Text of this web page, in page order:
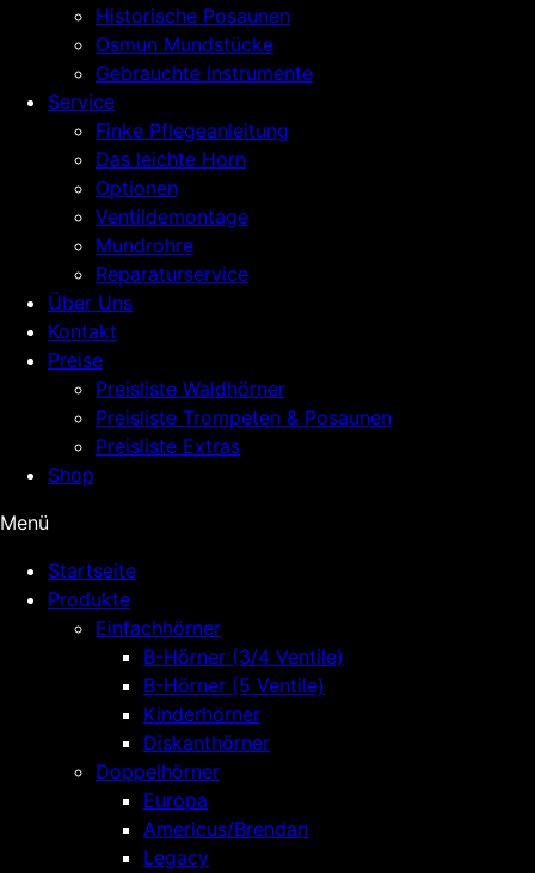
Historische Posaunen
Osmun Mundstücke
Gebrauchte Instrumente
Service
Finke Pflegeanleitung
Das leichte Horn
Optionen
Ventildemontage
Mundrohre
Reparaturservice
Über Uns
Kontakt
Preise
Preisliste Waldhörner
Preisliste Trompeten & Posaunen
Preisliste Extras
Shop
Menü
Startseite
Produkte
Einfachhörner
B-Hörner (3/4 Ventile)
B-Hörner (5 Ventile)
Kinderhörner
Diskanthörner
Doppelhörner
Europa
Americus/Brendan
Legacy